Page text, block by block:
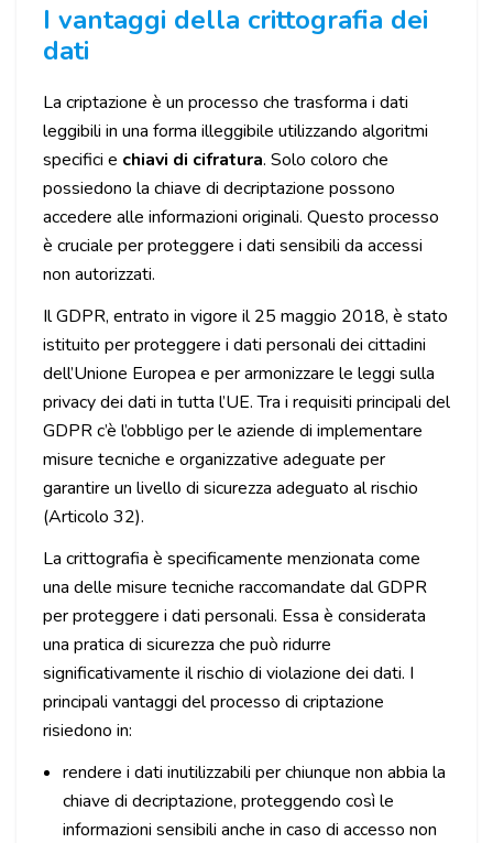
I vantaggi della crittografia dei
dati
La criptazione è un processo che trasforma i dati
leggibili in una forma illeggibile utilizzando algoritmi
specifici e chiavi di cifratura. Solo coloro che
possiedono la chiave di decriptazione possono
accedere alle informazioni originali. Questo processo
è cruciale per proteggere i dati sensibili da accessi
non autorizzati.
Il GDPR, entrato in vigore il 25 maggio 2018, è stato
istituito per proteggere i dati personali dei cittadini
dell’Unione Europea e per armonizzare le leggi sulla
privacy dei dati in tutta l’UE. Tra i requisiti principali del
GDPR c’è l’obbligo per le aziende di implementare
misure tecniche e organizzative adeguate per
garantire un livello di sicurezza adeguato al rischio
(Articolo 32).
La crittografia è specificamente menzionata come
una delle misure tecniche raccomandate dal GDPR
per proteggere i dati personali. Essa è considerata
una pratica di sicurezza che può ridurre
significativamente il rischio di violazione dei dati. I
principali vantaggi del processo di criptazione
risiedono in:
rendere i dati inutilizzabili per chiunque non abbia la
chiave di decriptazione, proteggendo così le
informazioni sensibili anche in caso di accesso non